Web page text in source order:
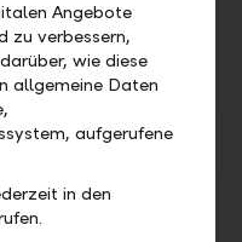
Angebote
zu verbessern,
wie diese
allgemeine Daten
aufgerufene
in den